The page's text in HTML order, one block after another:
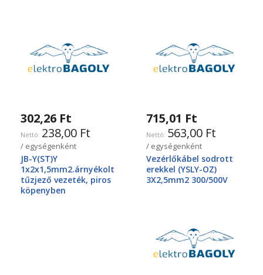
302,26 Ft
238,00 Ft
/ egységenként
JB-Y(ST)Y
1x2x1,5mm2.árnyékolt
tűzjező vezeték, piros
köpenyben
715,01 Ft
563,00 Ft
/ egységenként
Vezérlőkábel sodrott
erekkel (YSLY-OZ)
3X2,5mm2 300/500V